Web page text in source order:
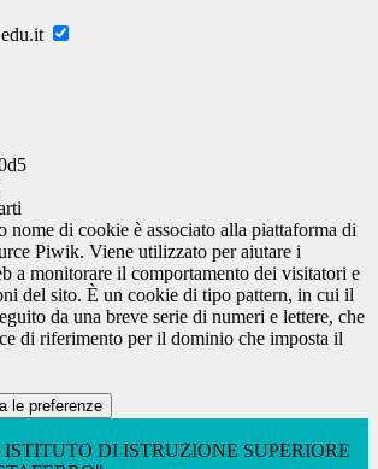
nome di cookie è associato alla piattaforma di
Piwik. Viene utilizzato per aiutare i
a monitorare il comportamento dei visitatori e
del sito. È un cookie di tipo pattern, in cui il
da una breve serie di numeri e lettere, che
di riferimento per il dominio che imposta il
le preferenze
ISTITUTO DI ISTRUZIONE SUPERIORE